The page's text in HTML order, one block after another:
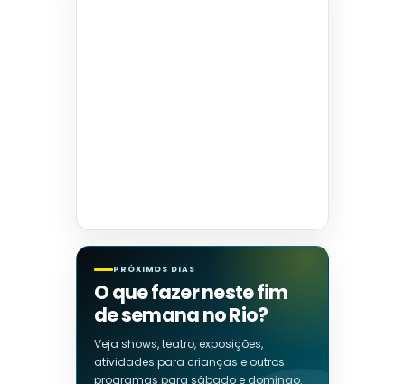
PRÓXIMOS DIAS
O que fazer neste fim
de semana no Rio?
Veja shows, teatro, exposições,
atividades para crianças e outros
programas para sábado e domingo.